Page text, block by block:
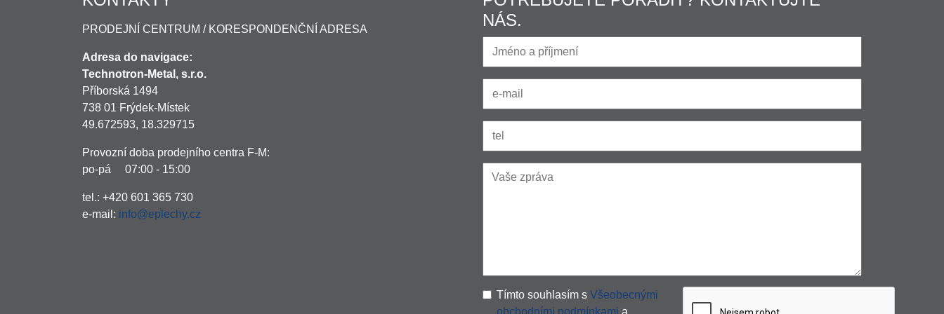
PRODEJNÍ CENTRUM / KORESPONDENČNÍ ADRESA
Adresa do navigace:
Technotron-Metal, s.r.o.
Příborská 1494
738 01 Frýdek-Místek
49.672593, 18.329715
Provozní doba prodejního centra F-M:
po-pá 07:00 - 15:00
tel.: +420 601 365 730
e-mail: info@eplechy.cz
NÁS.
Tímto souhlasím s Všeobecnými